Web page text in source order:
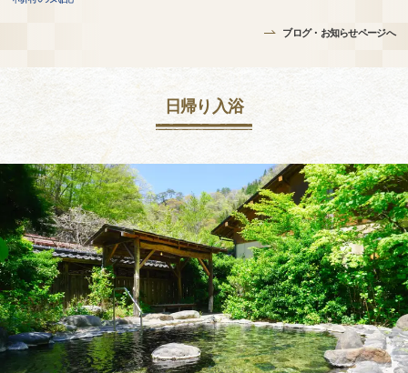
ブログ・お知らせページへ
日帰り入浴